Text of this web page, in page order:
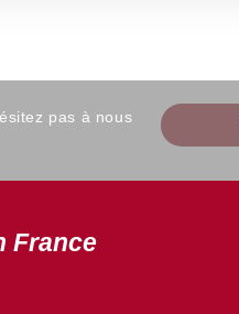
pas à nous
France